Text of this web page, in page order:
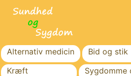
Alternativ medicin
Bid og stik
Kræft
Sygdomme